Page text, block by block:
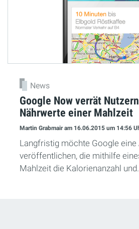
News
Google Now verrät
Nährwerte einer Mahlzeit
Martin Grabmairam 16.06.2015 um 14:56
Langfristig möchte Google eine
veröffentlichen, die mithilfe
Mahlzeit die Kalorienanzahl